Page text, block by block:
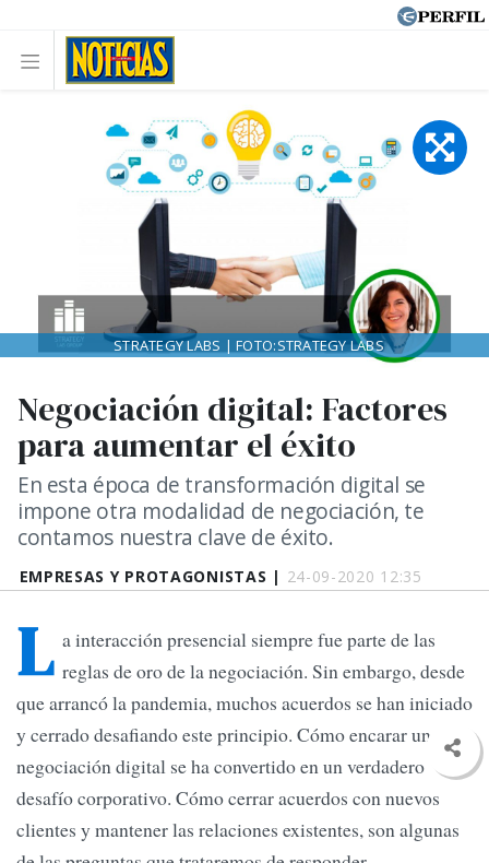
EMPRESAS Y PROTAGONISTAS | 24-09-2020 12:35
Negociación digital: Factores
para aumentar el éxito
En esta época de transformación digital se
impone otra modalidad de negociación, te
contamos nuestra clave de éxito.
STRATEGY LABS | FOTO:STRATEGY LABS
L a interacción presencial siempre fue parte de las
reglas de oro de la negociación. Sin embargo, desde
que arrancó la pandemia, muchos acuerdos se han iniciado
y cerrado desafiando este principio. Cómo encarar una
negociación digital se ha convertido en un verdadero
desafío corporativo. Cómo cerrar acuerdos con nuevos
clientes y mantener las relaciones existentes, son algunas